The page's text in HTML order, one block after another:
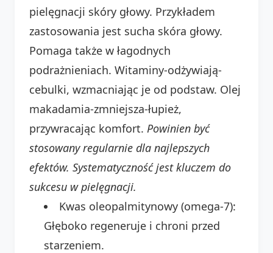
pielęgnacji skóry głowy. Przykładem
zastosowania jest sucha skóra głowy.
Pomaga także w łagodnych
podrażnieniach. Witaminy-odżywiają-
cebulki, wzmacniając je od podstaw. Olej
makadamia-zmniejsza-łupież,
przywracając komfort. Powinien być
stosowany regularnie dla najlepszych
efektów. Systematyczność jest kluczem do
sukcesu w pielęgnacji.
Kwas oleopalmitynowy (omega-7):
Głęboko regeneruje i chroni przed
starzeniem.